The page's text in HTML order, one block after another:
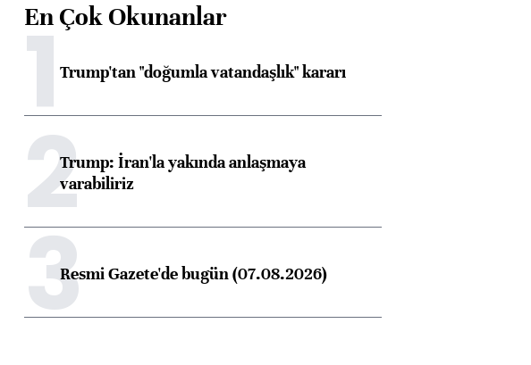
En Çok Okunanlar
1Trump'tan "doğumla vatandaşlık" kararı
2Trump: İran'la yakında anlaşmaya
varabiliriz
3Resmi Gazete'de bugün (07.08.2026)